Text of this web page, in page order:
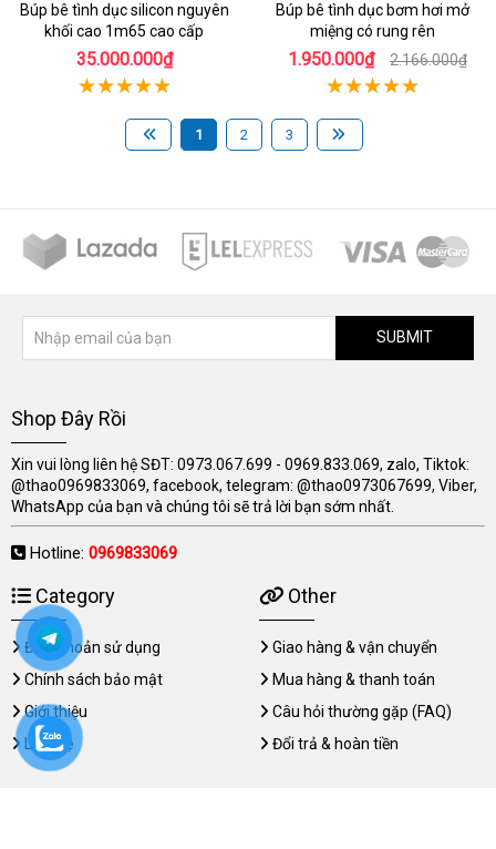
Búp bê tình dục silicon nguyên
khối cao 1m65 cao cấp
35.000.000₫
Búp bê tình dục bơm hơi mở
miệng có rung rên
1.950.000₫ 2.166.000₫
1 2 3
SUBMIT
Shop Đây Rồi
Xin vui lòng liên hệ SĐT: 0973.067.699 - 0969.833.069, zalo, Tiktok:
@thao0969833069, facebook, telegram: @thao0973067699, Viber,
WhatsApp của bạn và chúng tôi sẽ trả lời bạn sớm nhất.
Hotline: 0969833069
Category
Điều khoản sử dụng
Chính sách bảo mật
Giới thiệu
Liên hệ
Other
Giao hàng & vận chuyển
Mua hàng & thanh toán
Câu hỏi thường gặp (FAQ)
Đổi trả & hoàn tiền